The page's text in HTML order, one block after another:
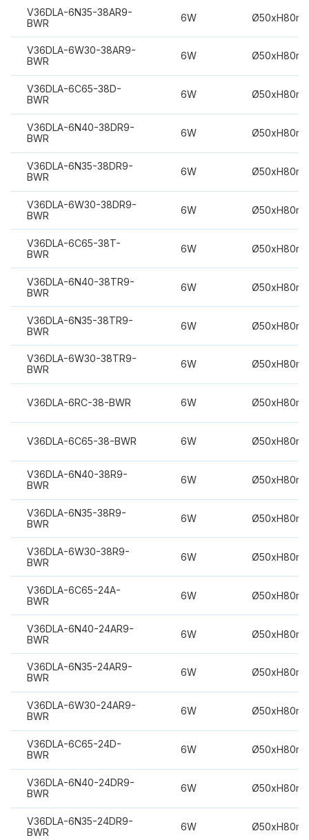
V36DLA-6N35-38AR9-
BWR
6W
V36DLA-6W30-38AR9-
BWR
6W
V36DLA-6C65-38D-
BWR
6W
V36DLA-6N40-38DR9-
BWR
6W
V36DLA-6N35-38DR9-
BWR
6W
V36DLA-6W30-38DR9-
BWR
6W
V36DLA-6C65-38T-
BWR
6W
V36DLA-6N40-38TR9-
BWR
6W
V36DLA-6N35-38TR9-
BWR
6W
V36DLA-6W30-38TR9-
BWR
6W
V36DLA-6RC-38-BWR 6W
V36DLA-6C65-38-BWR 6W
V36DLA-6N40-38R9-
BWR
6W
V36DLA-6N35-38R9-
BWR
6W
V36DLA-6W30-38R9-
BWR
6W
V36DLA-6C65-24A-
BWR
6W
V36DLA-6N40-24AR9-
BWR
6W
V36DLA-6N35-24AR9-
BWR
6W
V36DLA-6W30-24AR9-
BWR
6W
V36DLA-6C65-24D-
BWR
6W
V36DLA-6N40-24DR9-
BWR
6W
V36DLA-6N35-24DR9-
BWR
6W